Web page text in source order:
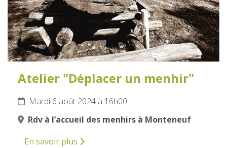
Atelier "Déplacer un menhir"
Mardi 6 août 2024 à 16h00
Rdv à l’accueil des menhirs à Monteneuf
En savoir plus